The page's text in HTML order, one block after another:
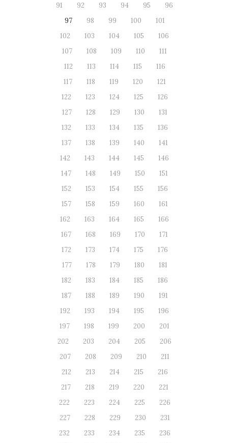
91
92 93 94 95
96
97
98 99 100
101
102
103 104 105
106
107
108 109 110
111
112
113 114 115
116
117
118 119 120
121
122
123 124 125
126
127
128 129 130
131
132
133 134 135
136
137
138 139 140
141
142
143 144 145
146
147
148 149 150
151
152
153 154 155
156
157
158 159 160
161
162
163 164 165
166
167
168 169 170
171
172
173 174 175
176
177
178 179 180
181
182
183 184 185
186
187
188 189 190
191
192
193 194 195
196
197
198 199 200
201
202
203 204 205
206
207
208 209 210
211
212
213 214 215
216
217
218 219 220
221
222
223 224 225
226
227
228 229 230
231
232
233 234 235
236